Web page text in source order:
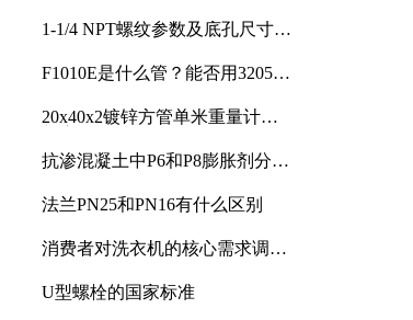
1-1/4 NPT螺纹参数及底孔尺寸详
F1010E是什么管？能否用3205或
20x40x2镀锌方管单米重量计算
抗渗混凝土中P6和P8膨胀剂分别
法兰PN25和PN16有什么区别
消费者对洗衣机的核心需求调研
U型螺栓的国家标准